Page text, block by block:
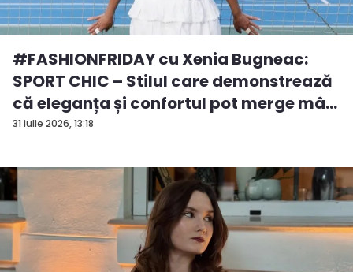
31 iulie 2026, 13:18
#FASHIONFRIDAY cu Xenia Bugneac:
SPORT CHIC – Stilul care demonstrează
că eleganța și confortul pot merge mâ...